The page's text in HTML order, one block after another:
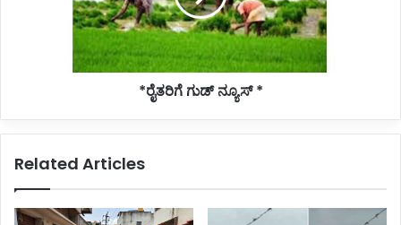
*ರೈತರಿಗೆ ಗುಡ್ ನ್ಯೂಸ್ *
Related Articles